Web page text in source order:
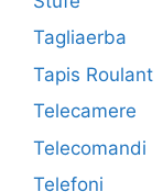
Tagliaerba
Tapis Roulant
Telecamere
Telecomandi
Telefoni